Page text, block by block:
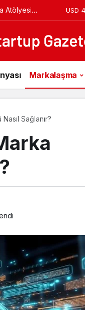
USD
Markalaşma
Sağlanır?
Mürsel Ferhat
Rumeli Tv’de
Atölyesi
Oldu